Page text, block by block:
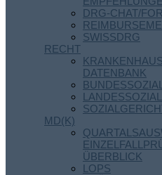
DRG-CHAT/
SWISSDRG
RECHT
DATENBANK
MD(K)
ÜBERBLICK
LOPS